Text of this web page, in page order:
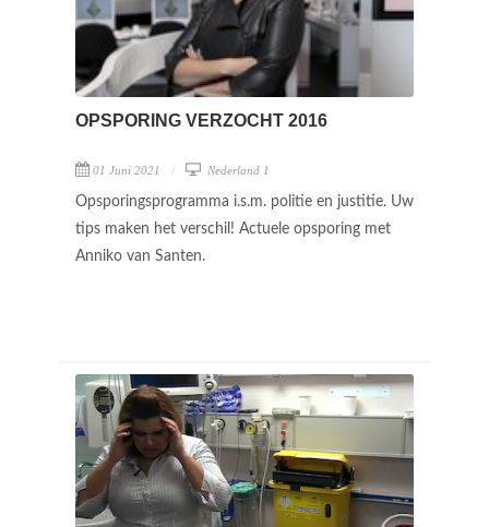
OPSPORING VERZOCHT 2016
01 Juni 2021 Nederland 1
Opsporingsprogramma i.s.m. politie en justitie. Uw
tips maken het verschil! Actuele opsporing met
Anniko van Santen.